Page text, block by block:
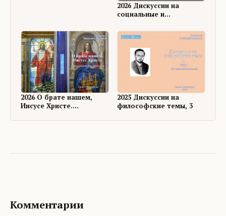
2026 Дискуссии на
социальные и
2026 О брате нашем,
Иисусе Христе.
дискуссии
2025 Дискуссии на
философские темы, 3
Комментарии